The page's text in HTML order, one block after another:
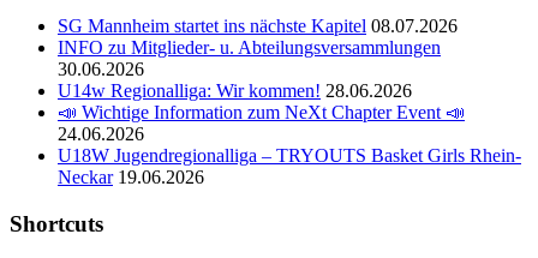
SG Mannheim startet ins nächste Kapitel 08.07.2026
INFO zu Mitglieder- u. Abteilungsversammlungen
30.06.2026
U14w Regionalliga: Wir kommen! 28.06.2026
📣 Wichtige Information zum NeXt Chapter Event 📣
24.06.2026
U18W Jugendregionalliga – TRYOUTS Basket Girls Rhein-
Neckar 19.06.2026
Shortcuts